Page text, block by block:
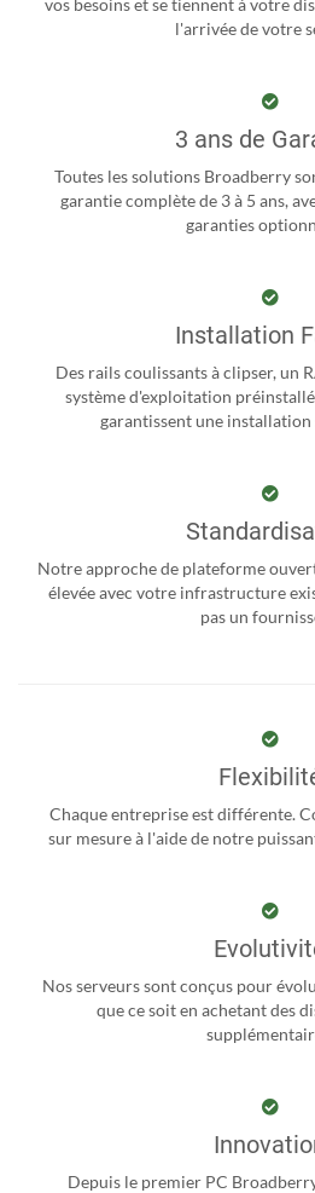
l'arrivée de votre
3 ans de
Toutes les solutions Broadberry
garantie complète de 3 à 5 ans,
garanties
Installation
Des rails coulissants à clipser, un
système d'exploitation
garantissent une
Notre approche de plateforme
élevée avec votre infrastructure
pas un
Chaque entreprise est différente.
sur mesure à l'aide de notre
Nos serveurs sont conçus pour
que ce soit en achetant des
Depuis le premier PC